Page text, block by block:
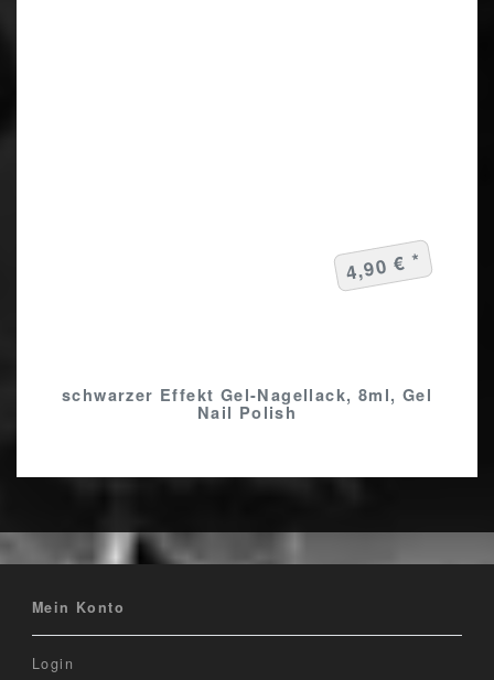
schwarzer Effekt Gel-Nagellack, 8ml, Gel
Nail Polish
4,90 € *
Mein Konto
Login